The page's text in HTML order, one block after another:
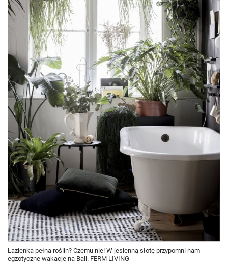
Łazienka pełna roślin? Czemu nie! W jesienną słotę przypomni nam
egzotyczne wakacje na Bali. FERM LIVING